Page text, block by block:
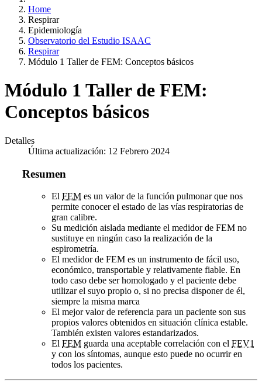
Home
Respirar
Epidemiología
Observatorio del Estudio ISAAC
Respirar
Módulo 1 Taller de FEM: Conceptos básicos
Módulo 1 Taller de FEM:
Conceptos básicos
Detalles
Última actualización: 12 Febrero 2024
Resumen
El FEM es un valor de la función pulmonar que nos
permite conocer el estado de las vías respiratorias de
gran calibre.
Su medición aislada mediante el medidor de FEM no
sustituye en ningún caso la realización de la
espirometría.
El medidor de FEM es un instrumento de fácil uso,
económico, transportable y relativamente fiable. En
todo caso debe ser homologado y el paciente debe
utilizar el suyo propio o, si no precisa disponer de él,
siempre la misma marca
El mejor valor de referencia para un paciente son sus
propios valores obtenidos en situación clínica estable.
También existen valores estandarizados.
El FEM guarda una aceptable correlación con el FEV1
y con los síntomas, aunque esto puede no ocurrir en
todos los pacientes.